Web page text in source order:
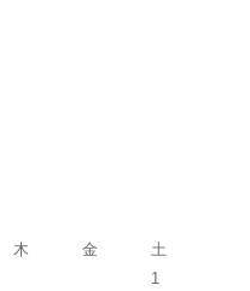
木 金
土
1